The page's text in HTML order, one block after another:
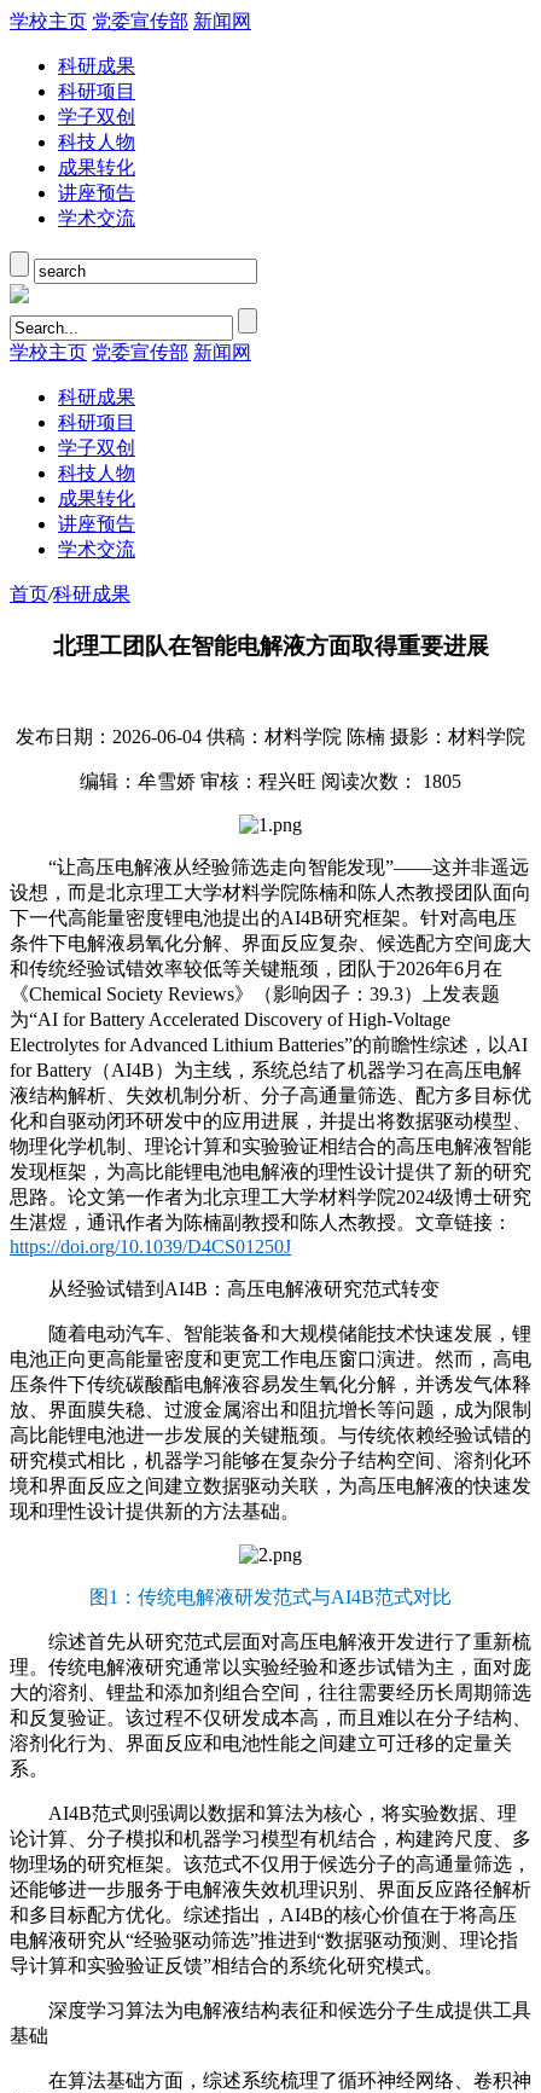
学校主页 党委宣传部 新闻网
科研成果
科研项目
学子双创
科技人物
成果转化
讲座预告
学术交流
学校主页 党委宣传部 新闻网
科研成果
科研项目
学子双创
科技人物
成果转化
讲座预告
学术交流
首页/科研成果
北理工团队在智能电解液方面取得重要进展
发布日期：2026-06-04 供稿：材料学院 陈楠 摄影：材料学院
编辑：牟雪娇 审核：程兴旺 阅读次数： 1805
“让高压电解液从经验筛选走向智能发现”——这并非遥远
设想，而是北京理工大学材料学院陈楠和陈人杰教授团队面向
下一代高能量密度锂电池提出的AI4B研究框架。针对高电压
条件下电解液易氧化分解、界面反应复杂、候选配方空间庞大
和传统经验试错效率较低等关键瓶颈，团队于2026年6月在
《Chemical Society Reviews》（影响因子：39.3）上发表题
为“AI for Battery Accelerated Discovery of High-Voltage
Electrolytes for Advanced Lithium Batteries”的前瞻性综述，以AI
for Battery（AI4B）为主线，系统总结了机器学习在高压电解
液结构解析、失效机制分析、分子高通量筛选、配方多目标优
化和自驱动闭环研发中的应用进展，并提出将数据驱动模型、
物理化学机制、理论计算和实验验证相结合的高压电解液智能
发现框架，为高比能锂电池电解液的理性设计提供了新的研究
思路。论文第一作者为北京理工大学材料学院2024级博士研究
生湛煜，通讯作者为陈楠副教授和陈人杰教授。文章链接：
https://doi.org/10.1039/D4CS01250J
从经验试错到AI4B：高压电解液研究范式转变
随着电动汽车、智能装备和大规模储能技术快速发展，锂
电池正向更高能量密度和更宽工作电压窗口演进。然而，高电
压条件下传统碳酸酯电解液容易发生氧化分解，并诱发气体释
放、界面膜失稳、过渡金属溶出和阻抗增长等问题，成为限制
高比能锂电池进一步发展的关键瓶颈。与传统依赖经验试错的
研究模式相比，机器学习能够在复杂分子结构空间、溶剂化环
境和界面反应之间建立数据驱动关联，为高压电解液的快速发
现和理性设计提供新的方法基础。
图1：传统电解液研发范式与AI4B范式对比
综述首先从研究范式层面对高压电解液开发进行了重新梳
理。传统电解液研究通常以实验经验和逐步试错为主，面对庞
大的溶剂、锂盐和添加剂组合空间，往往需要经历长周期筛选
和反复验证。该过程不仅研发成本高，而且难以在分子结构、
溶剂化行为、界面反应和电池性能之间建立可迁移的定量关
系。
AI4B范式则强调以数据和算法为核心，将实验数据、理
论计算、分子模拟和机器学习模型有机结合，构建跨尺度、多
物理场的研究框架。该范式不仅用于候选分子的高通量筛选，
还能够进一步服务于电解液失效机理识别、界面反应路径解析
和多目标配方优化。综述指出，AI4B的核心价值在于将高压
电解液研究从“经验驱动筛选”推进到“数据驱动预测、理论指
导计算和实验验证反馈”相结合的系统化研究模式。
深度学习算法为电解液结构表征和候选分子生成提供工具
基础
在算法基础方面，综述系统梳理了循环神经网络、卷积神